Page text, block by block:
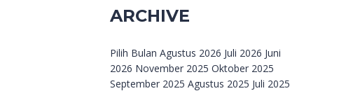
ARCHIVE
Archive
Pilih Bulan Agustus 2026 Juli 2026 Juni
2026 November 2025 Oktober 2025
September 2025 Agustus 2025 Juli 2025